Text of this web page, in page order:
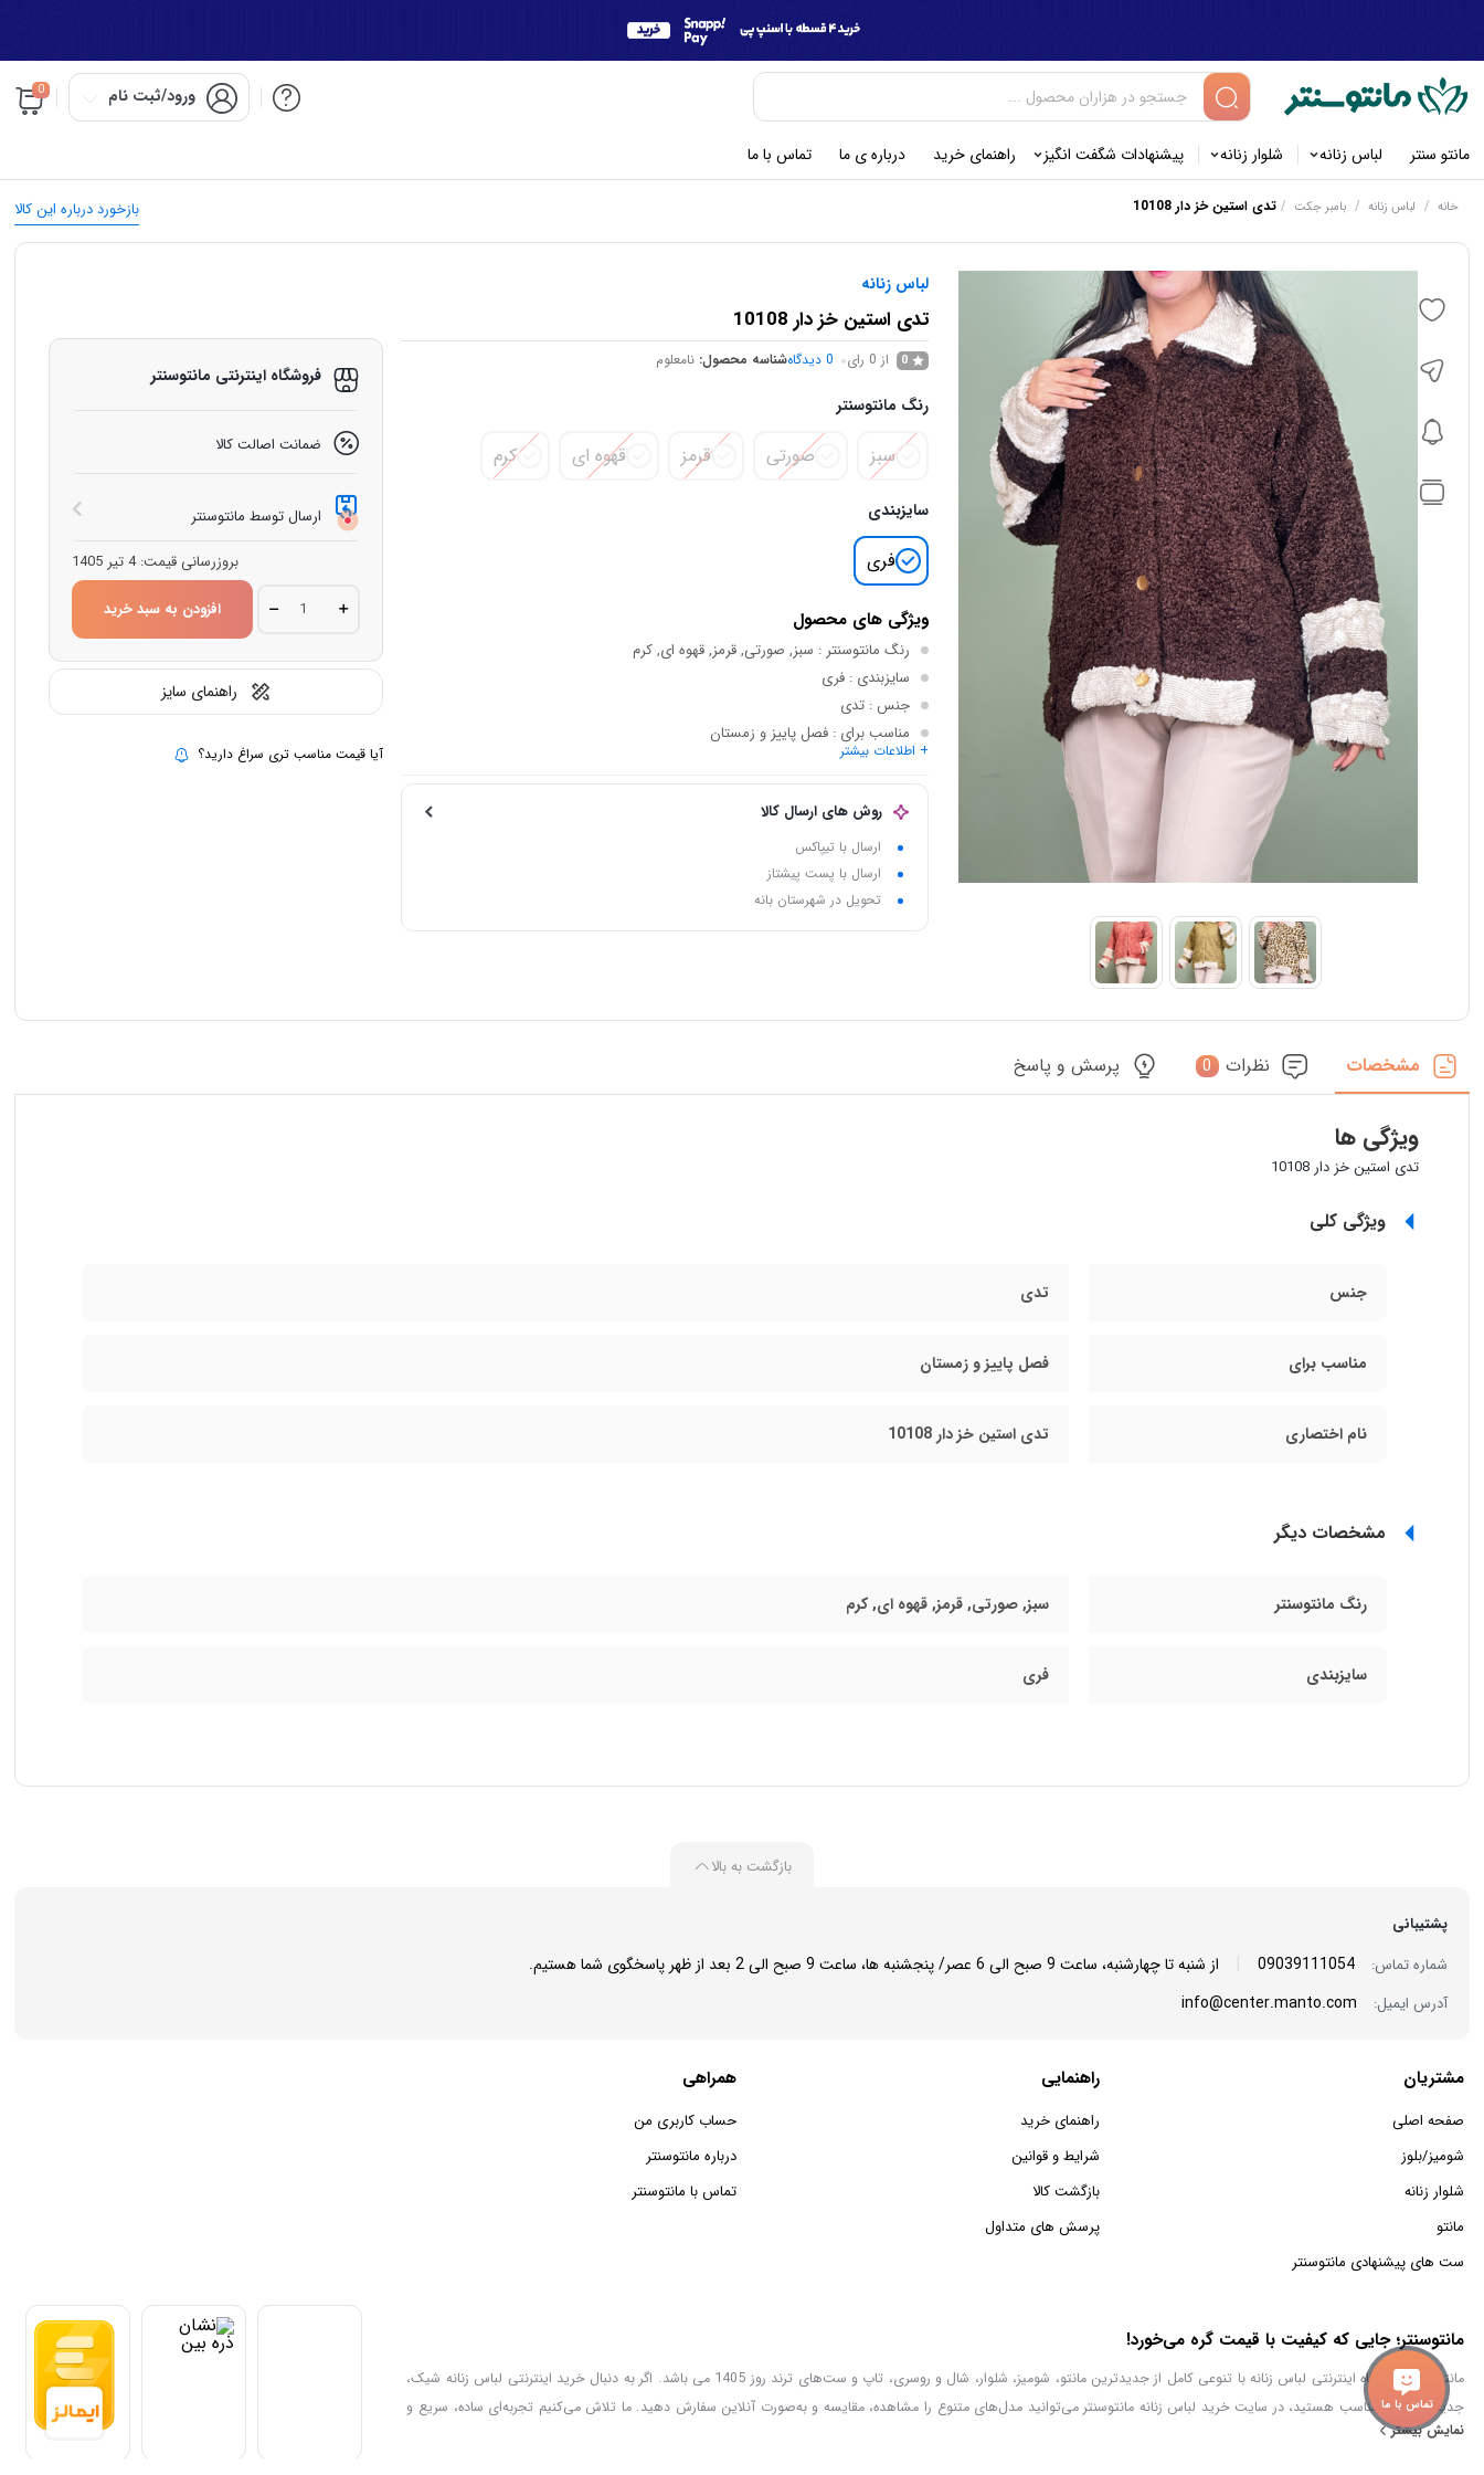
ورود/ثبت نام 0
مانتو سنتر لباس زنانه شلوار زنانه پیشنهادات شگفت انگیز راهنمای خرید درباره ی ما تماس با ما
بازخورد درباره این کالا خانه / لباس زنانه / بامبر جکت /تدی استین خز دار 10108
لباس زنانه
تدی استین خز دار 10108
0 از 0 رای 0 دیدگاهشناسه محصول:نامعلوم
رنگ مانتوسنتر
سبز صورتی قرمز قهوه ای کرم
سایزبندی
فری
ویژگی های محصول
رنگ مانتوسنتر: سبز, صورتی, قرمز, قهوه ای, کرم
سایزبندی: فری
جنس: تدی
مناسب برای: فصل پاییز و زمستان
نام اختصاری
+ اطلاعات بیشتر
روش های ارسال کالا
ارسال با تیپاکس
ارسال با پست پیشتاز
تحویل در شهرستان بانه
فروشگاه اینترنتی مانتوسنتر
ضمانت اصالت کالا
ارسال توسط مانتوسنتر
بروزرسانی قیمت:4 تیر 1405
تدی
استین
دار
10108
افزودن به سبد خرید
راهنمای سایز
آیا قیمت مناسب تری سراغ دارید؟
مشخصات نظرات 0 پرسش و پاسخ
ویژگی ها
تدی استین خز دار 10108
ویژگی کلی
جنس تدی
مناسب برای فصل پاییز و زمستان
نام اختصاری تدی استین خز دار 10108
مشخصات دیگر
رنگ مانتوسنتر سبز, صورتی, قرمز, قهوه ای, کرم
سایزبندی فری
بازگشت به بالا
پشتیبانی
شماره تماس:
09039111054 از شنبه تا چهارشنبه، ساعت 9 صبح الی 6 عصر/ پنجشنبه ها، ساعت 9 صبح الی 2 بعد از ظهر پاسخگوی شما هستیم.
آدرس ایمیل: info@center.manto.com
مشتریان
صفحه اصلی
شومیز/بلوز
شلوار زنانه
مانتو
ست های پیشنهادی مانتوسنتر
راهنمایی
راهنمای خرید
شرایط و قوانین
بازگشت کالا
پرسش های متداول
همراهی
حساب کاربری من
درباره مانتوسنتر
تماس با مانتوسنتر
مانتوسنتر؛ جایی که کیفیت با قیمت گره می‌خورد!
مانتوسنتر؛ فروشگاه اینترنتی لباس زنانه با تنوعی کامل از جدیدترین مانتو، شومیز، شلوار، شال و روسری، تاپ و ست‌های ترند روز 1405 می باشد. اگر به دنبال خرید اینترنتی لباس زنانه شیک،
جدید با قیمت مناسب هستید، در سایت خرید لباس زنانه مانتوسنتر می‌توانید مدل‌های متنوع را مشاهده، مقایسه و به‌صورت آنلاین سفارش دهید. ما تلاش می‌کنیم تجربه‌ای ساده، سریع و
مطمئن برای خرید پوشاک زنانه ایرانی فراهم کنیم.
نمایش بیشتر
تماس با ما